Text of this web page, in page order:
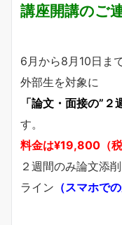
講座開講のご
6月から8月10日ま
外部生を対象に
「論文・面接の”２
す。
料金は¥19,800（税
２週間のみ論文添
ライン （スマホで